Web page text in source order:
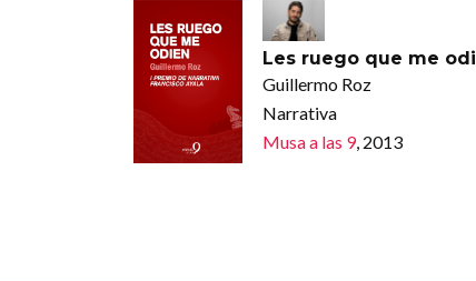
Les ruego que me
Guillermo Roz
Narrativa
Musa a las 9, 2013